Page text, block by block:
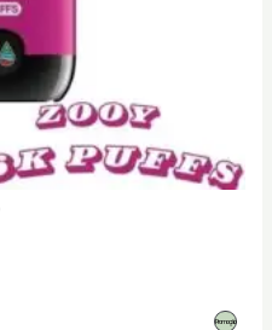
PromoçãoProduto